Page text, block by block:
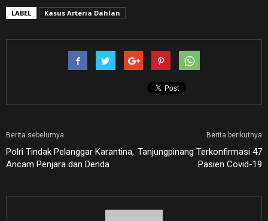
LABEL Kasus Arteria Dahlan
Berita sebelumya
Polri Tindak Pelanggar Karantina,
Ancam Penjara dan Denda
Berita berikutnya
Tanjungpinang Terkonfirmasi 47
Pasien Covid-19